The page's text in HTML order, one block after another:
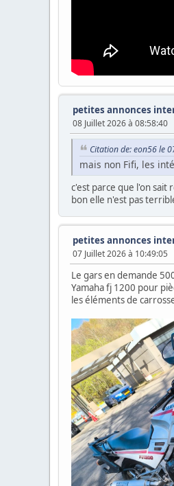
petites annonces
08 Juillet 2026 à 08:58:40
Citation de: eon56 le
mais non Fifi, les
c'est parce que l'on sait
bon elle n'est pas
petites annonces
07 Juillet 2026 à 10:49:05
Le gars en demande
Yamaha fj 1200 pour
les éléments de